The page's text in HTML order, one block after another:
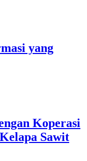
yang
Koperasi
Sawit